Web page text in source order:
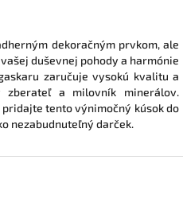
dekoračným prvkom, ale
duševnej pohody a harmónie
zaručuje vysokú kvalitu a
zberateľ a milovník minerálov.
tento výnimočný kúsok do
nezabudnuteľný darček.